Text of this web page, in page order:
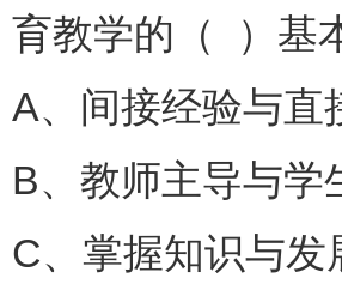
育教学的（ ）基
A、间接经验与直
B、教师主导与学
C、掌握知识与发